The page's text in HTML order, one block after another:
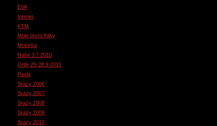
EVA
Interier
KTM
Moje první fotky
Motorka
Naše 3.7 2010
Orlík 25-28.9 2015
Pavla
Srazy 2006
Srazy 2007
Srazy 2008
Srazy 2009
Srazy 2010